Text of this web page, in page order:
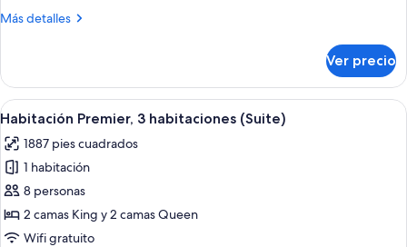
habitaciones,
(Suite)
Más detalles
Más
Premier,
habitaciones,
esquina
(Suite)
Ver precio
Abrir
todas
las
fotos
de
Habitación
Premier,
Un dormitorio con una cama
7
Habitación Premier, 3 habitaciones (Suite)
1887 pies cuadrados
1 habitación
8 personas
2 camas King y 2 camas Queen
Wifi gratuito